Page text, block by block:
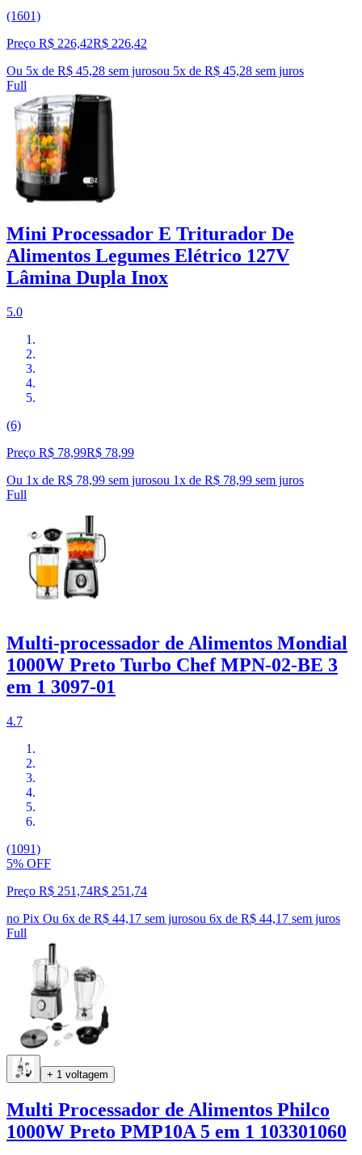
(1601)
Preço R$ 226,42R$ 226,42
Ou 5x de R$ 45,28 sem jurosou 5x de R$ 45,28 sem juros
Full
Mini Processador E Triturador De
Alimentos Legumes Elétrico 127V
Lâmina Dupla Inox
5.0
(6)
Preço R$ 78,99R$ 78,99
Ou 1x de R$ 78,99 sem jurosou 1x de R$ 78,99 sem juros
Full
Multi-processador de Alimentos Mondial
1000W Preto Turbo Chef MPN-02-BE 3
em 1 3097-01
4.7
(1091)
5% OFF
Preço R$ 251,74R$ 251 ,74
no Pix Ou 6x de R$ 44,17 sem jurosou 6x de R$ 44,17 sem juros
Full
+ 1 voltagem
Multi Processador de Alimentos Philco
1000W Preto PMP10A 5 em 1 103301060